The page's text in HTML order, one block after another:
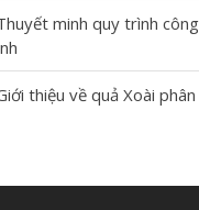
minh quy trình
thiệu về quả Xoài